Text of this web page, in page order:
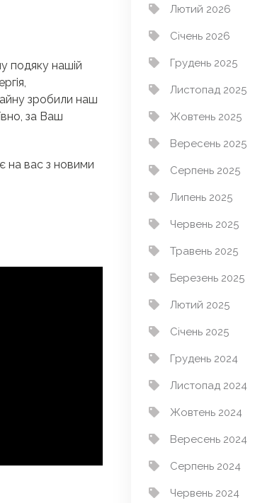
подяку нашій
зробили наш
за Ваш
на вас з новими
Лютий 2026
Січень 2026
Грудень 2025
Листопад 2025
Жовтень 2025
Вересень 2025
Серпень 2025
Липень 2025
Червень 2025
Травень 2025
Березень 2025
Лютий 2025
Січень 2025
Грудень 2024
Листопад 2024
Жовтень 2024
Вересень 2024
Серпень 2024
Червень 2024